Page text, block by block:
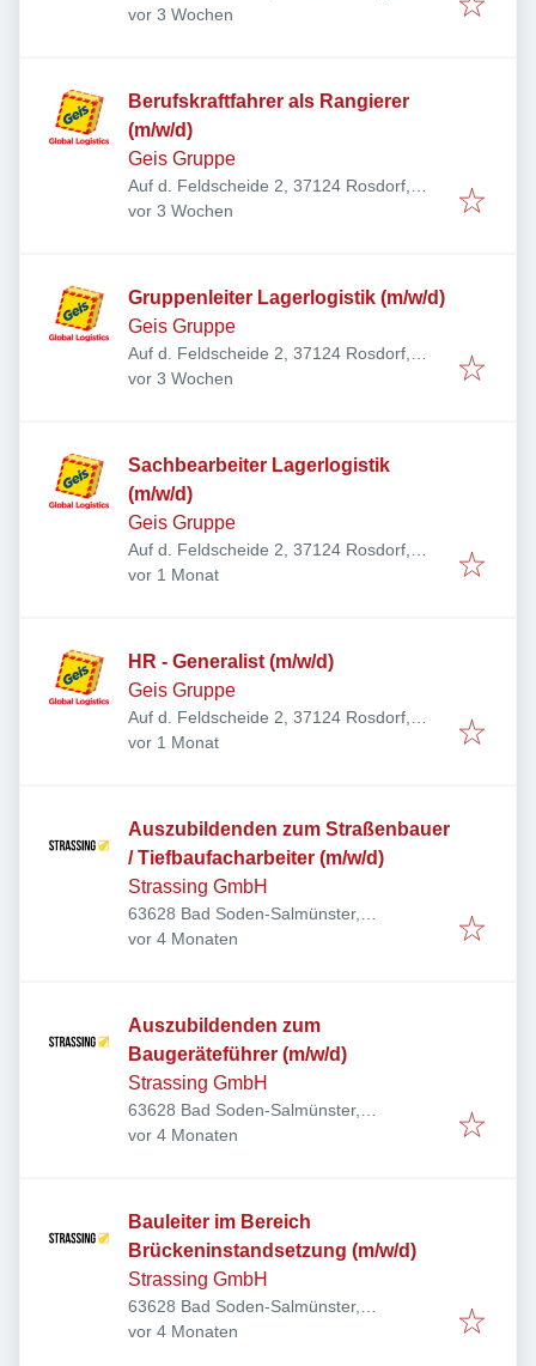
Deutschland
Veröffentlicht:
vor 3 Wochen
Berufskraftfahrer als Rangierer
(m/w/d)
Geis Gruppe
Auf d. Feldscheide 2, 37124 Rosdorf,
Deutschland
Veröffentlicht:
vor 3 Wochen
Gruppenleiter Lagerlogistik (m/w/d)
Geis Gruppe
Auf d. Feldscheide 2, 37124 Rosdorf,
Deutschland
Veröffentlicht:
vor 3 Wochen
Sachbearbeiter Lagerlogistik
(m/w/d)
Geis Gruppe
Auf d. Feldscheide 2, 37124 Rosdorf,
Deutschland
Veröffentlicht
vor 1 Monat
HR - Generalist (m/w/d)
Geis Gruppe
Auf d. Feldscheide 2, 37124 Rosdorf,
Deutschland
Veröffentlicht
vor 1 Monat
Auszubildenden zum Straßenbauer
/ Tiefbaufacharbeiter (m/w/d)
Strassing GmbH
63628 Bad Soden-Salmünster,
Deutschland
Veröffentlicht:
vor 4 Monaten
Auszubildenden zum
Baugeräteführer (m/w/d)
Strassing GmbH
63628 Bad Soden-Salmünster,
Deutschland
Veröffentlicht:
vor 4 Monaten
Bauleiter im Bereich
Brückeninstandsetzung (m/w/d)
Strassing GmbH
63628 Bad Soden-Salmünster,
Deutschland
Veröffentlicht:
vor 4 Monaten